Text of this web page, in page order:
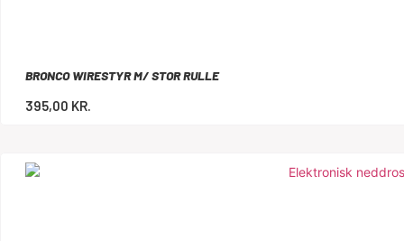
BRONCO WIRESTYR M/ STOR RULLE
395,00 KR.